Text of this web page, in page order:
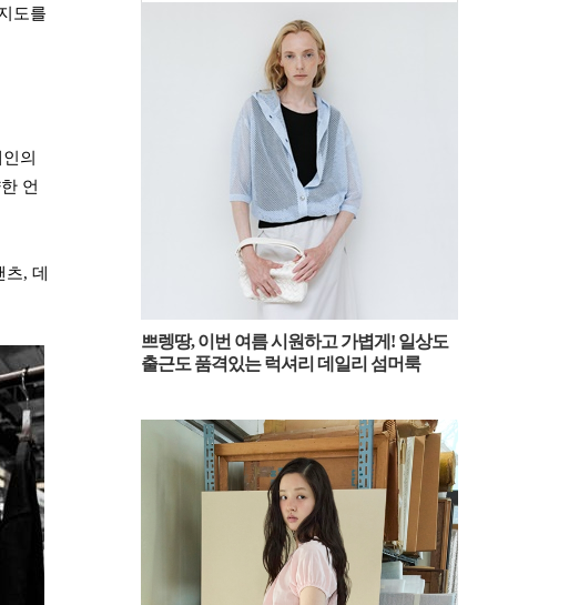
도를
의
언
, 데
쁘렝땅, 이번 여름 시원하고 가볍게! 일상도
출근도 품격있는 럭셔리 데일리 섬머룩